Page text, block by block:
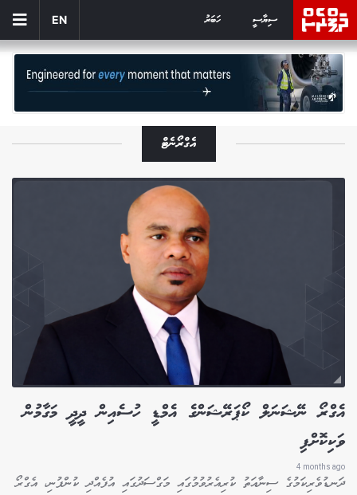
ސިޔާސީ ހަބަރު EN
އެގްރޯނެޓް
އެގްރޯ ނޭޝަނަލް ކޯޕަރޭޝަންގެ އެމްޑީ ހުސެއިން ދީދީ މަގާމުން
ވަކިކޮށްފި
4 months ago
ދަނޑުވެރިކަމުގެ ސިނާއަތު ކުރިއެރުވުމުގައި މަގްސަދުގައި އުފެއްދި ކުންފުނި، އެގްރޯ